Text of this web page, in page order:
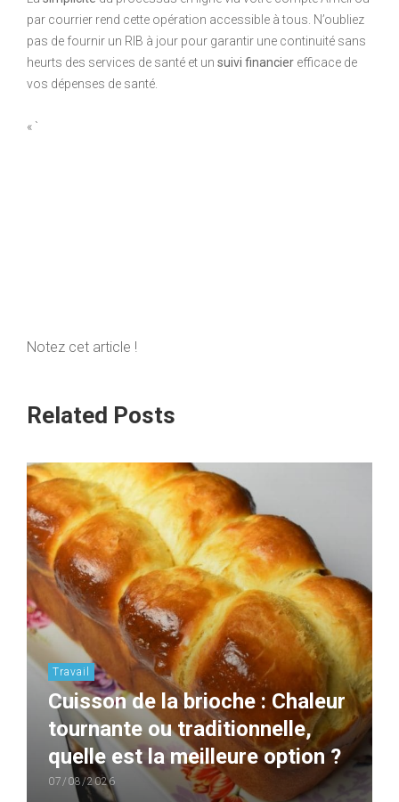
par courrier rend cette opération accessible à tous. N’oubliez
pas de fournir un RIB à jour pour garantir une continuité sans
heurts des services de santé et un suivi financier efficace de
vos dépenses de santé.
« `
Notez cet article !
Related Posts
Travail
Cuisson de la brioche : Chaleur
tournante ou traditionnelle,
quelle est la meilleure option ?
07/08/2026